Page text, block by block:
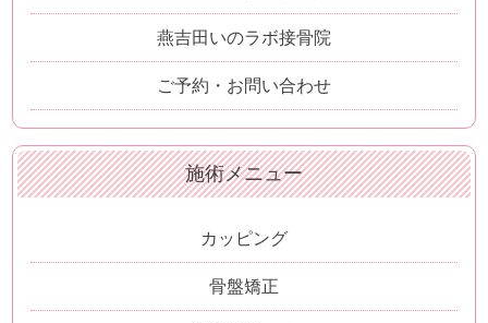
燕吉田いのラボ接骨院
ご予約・お問い合わせ
施術メニュー
カッピング
骨盤矯正